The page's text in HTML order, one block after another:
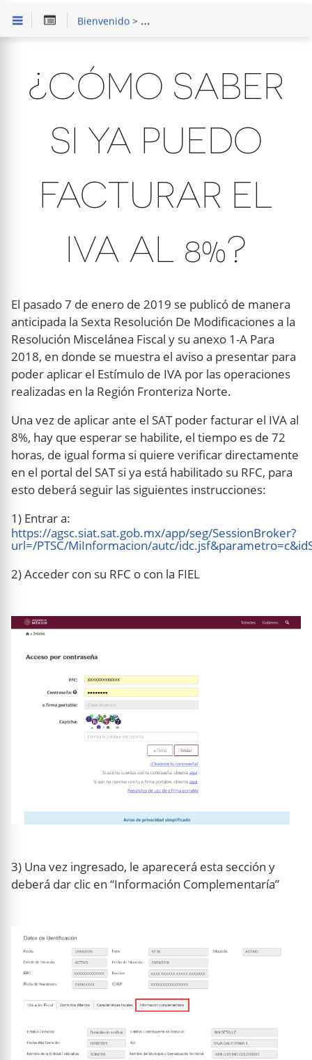
Bienvenido> Solución de Problemas
¿CÓMO SABER
SI YA PUEDO
FACTURAR EL
IVA AL 8%?
El pasado 7 de enero de 2019 se publicó de manera
anticipada la Sexta Resolución De Modificaciones a la
Resolución Miscelánea Fiscal y su anexo 1-A Para
2018, en donde se muestra el aviso a presentar para
poder aplicar el Estímulo de IVA por las operaciones
realizadas en la Región Fronteriza Norte.
Una vez de aplicar ante el SAT poder facturar el IVA al
8%, hay que esperar se habilite, el tiempo es de 72
horas, de igual forma si quiere verificar directamente
en el portal del SAT si ya está habilitado su RFC, para
esto deberá seguir las siguientes instrucciones:
1) Entrar a:
https://agsc.siat.sat.gob.mx/app/seg/SessionBroker?
url=/PTSC/MiInformacion/autc/
2) Acceder con su RFC o con la FIEL
3) Una vez ingresado, le aparecerá esta sección y
deberá dar clic en “Información Complementaría”